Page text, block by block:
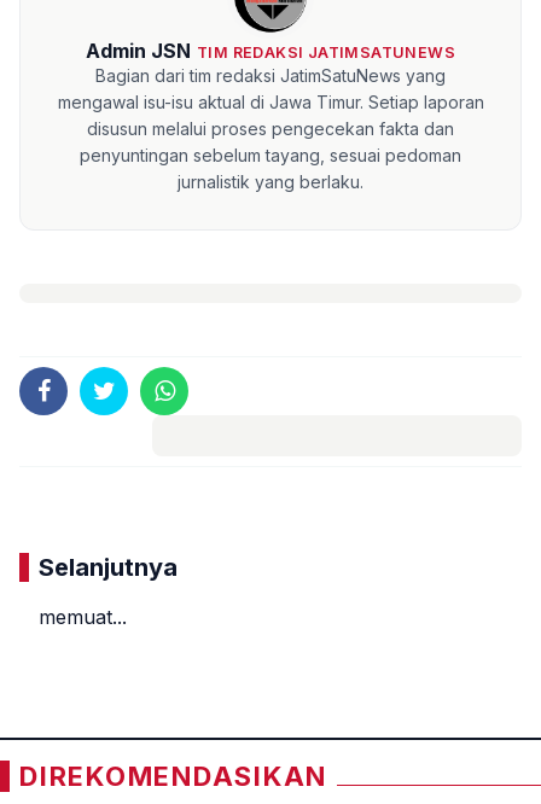
Admin JSN TIM REDAKSI JATIMSATUNEWS
Bagian dari tim redaksi JatimSatuNews yang
mengawal isu-isu aktual di Jawa Timur. Setiap laporan
disusun melalui proses pengecekan fakta dan
penyuntingan sebelum tayang, sesuai pedoman
jurnalistik yang berlaku.
Selanjutnya
memuat...
DIREKOMENDASIKAN